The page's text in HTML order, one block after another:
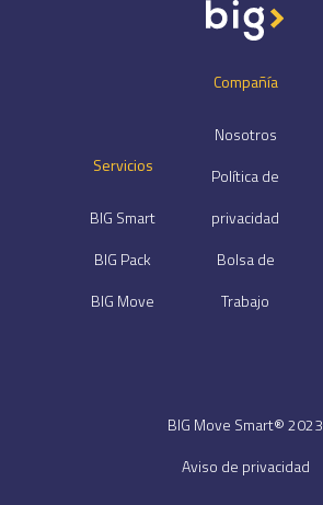
Servicios
BIG Smart
BIG Pack
BIG Move
Compañía
Nosotros
Política de
privacidad
Bolsa de
Trabajo
BIG Move Smart® 2023
Aviso de privacidad